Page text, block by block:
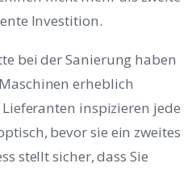
Investition.
bei der Sanierung haben
erheblich
inspizieren jede
bevor sie ein zweites
stellt sicher, dass Sie